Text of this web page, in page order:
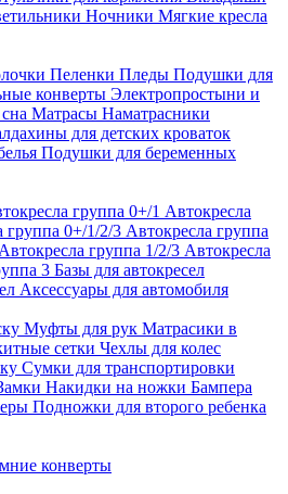
Ночники Мягкие кресла
Пеленки Пледы Подушки для
конверты Электропростыни и
Матрасы Наматрасники
для детских кроваток
Подушки для беременных
группа 0+/1 Автокресла
группа 0+/1/2/3 Автокресла группа
Автокресла группа 1/2/3 Автокресла
3 Базы для автокресел
Аксессуары для автомобиля
Муфты для рук Матрасики в
сетки Чехлы для колес
Сумки для транспортировки
Накидки на ножки Бампера
Подножки для второго ребенка
конверты